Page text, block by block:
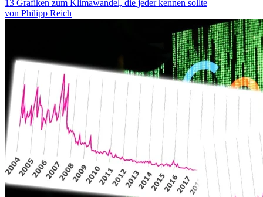
13 Grafiken zum Klimawandel, die jeder kennen sollte
von Philipp Reich